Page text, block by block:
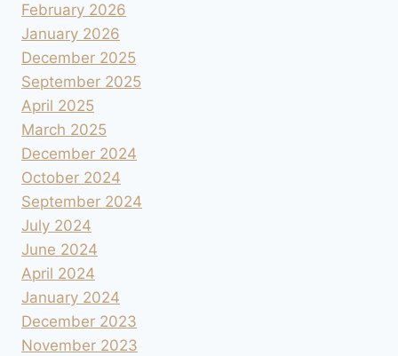
February 2026
January 2026
December 2025
September 2025
April 2025
March 2025
December 2024
October 2024
September 2024
July 2024
June 2024
April 2024
January 2024
December 2023
November 2023